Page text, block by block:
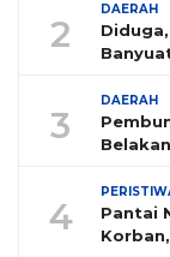
2
DAERAH
3
DAERAH
4
Pantai